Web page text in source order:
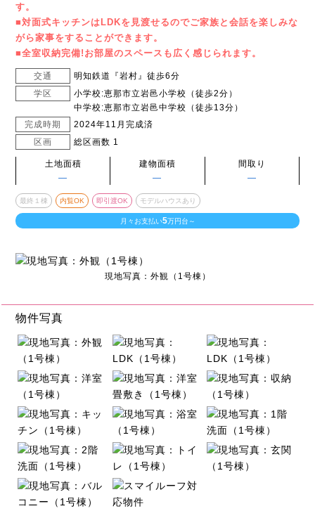
す。
■対面式キッチンはLDKを見渡せるのでご家族と会話を楽しみな
がら家事をすることができます。
■全室収納完備!お部屋のスペースも広く感じられます。
交通
明知鉄道『岩村』徒歩6分
学区
小学校:恵那市立岩邑小学校（徒歩2分）
中学校:恵那市立岩邑中学校（徒歩13分）
完成時期
2024年11月完成済
区画
総区画数 1
土地面積
―
建物面積
―
間取り
―
最終１棟 内覧OK 即引渡OK モデルハウスあり
月々お支払い5万円台～
現地写真：外観（1号棟）
物件写真